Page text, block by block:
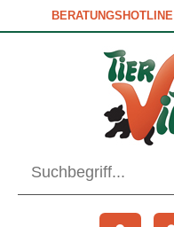
BERATUNGSHOTLINE